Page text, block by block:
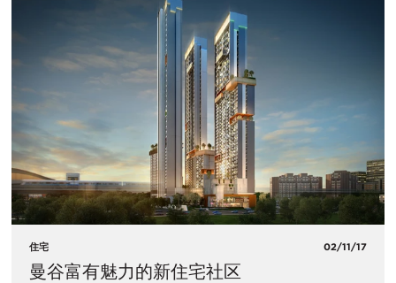
住宅 02/11/17
曼谷富有魅力的新住宅社区